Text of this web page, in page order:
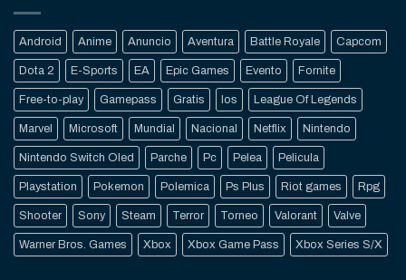
Android Anime Anuncio Aventura Battle Royale Capcom
Dota 2 E-Sports EA Epic Games Evento Fornite
Free-to-play Gamepass Gratis Ios League Of Legends
Marvel Microsoft Mundial Nacional Netflix Nintendo
Nintendo Switch Oled Parche Pc Pelea Pelicula
Playstation Pokemon Polemica Ps Plus Riot games Rpg
Shooter Sony Steam Terror Torneo Valorant Valve
Warner Bros. Games Xbox Xbox Game Pass Xbox Series S/X